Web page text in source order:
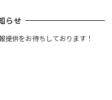
らせ
提供をお待ちしております！